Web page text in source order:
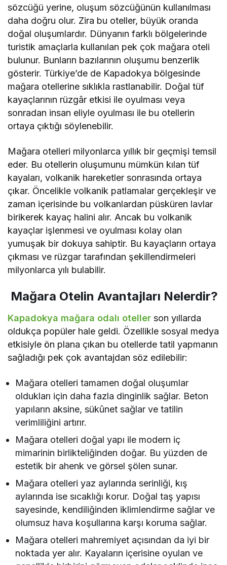
sözcüğü yerine, oluşum sözcüğünün kullanılması
daha doğru olur. Zira bu oteller, büyük oranda
doğal oluşumlardır. Dünyanın farklı bölgelerinde
turistik amaçlarla kullanılan pek çok mağara oteli
bulunur. Bunların bazılarının oluşumu benzerlik
gösterir. Türkiye’de de Kapadokya bölgesinde
mağara otellerine sıklıkla rastlanabilir. Doğal tüf
kayaçlarının rüzgâr etkisi ile oyulması veya
sonradan insan eliyle oyulması ile bu otellerin
ortaya çıktığı söylenebilir.
Mağara otelleri milyonlarca yıllık bir geçmişi temsil
eder. Bu otellerin oluşumunu mümkün kılan tüf
kayaları, volkanik hareketler sonrasında ortaya
çıkar. Öncelikle volkanik patlamalar gerçekleşir ve
zaman içerisinde bu volkanlardan püsküren lavlar
birikerek kayaç halini alır. Ancak bu volkanik
kayaçlar işlenmesi ve oyulması kolay olan
yumuşak bir dokuya sahiptir. Bu kayaçların ortaya
çıkması ve rüzgar tarafından şekillendirmeleri
milyonlarca yılı bulabilir.
Mağara Otelin Avantajları Nelerdir?
Kapadokya mağara odalı oteller son yıllarda
oldukça popüler hale geldi. Özellikle sosyal medya
etkisiyle ön plana çıkan bu otellerde tatil yapmanın
sağladığı pek çok avantajdan söz edilebilir:
Mağara otelleri tamamen doğal oluşumlar
oldukları için daha fazla dinginlik sağlar. Beton
yapıların aksine, sükûnet sağlar ve tatilin
verimliliğini artırır.
Mağara otelleri doğal yapı ile modern iç
mimarinin birlikteliğinden doğar. Bu yüzden de
estetik bir ahenk ve görsel şölen sunar.
Mağara otelleri yaz aylarında serinliği, kış
aylarında ise sıcaklığı korur. Doğal taş yapısı
sayesinde, kendiliğinden iklimlendirme sağlar ve
olumsuz hava koşullarına karşı koruma sağlar.
Mağara otelleri mahremiyet açısından da iyi bir
noktada yer alır. Kayaların içerisine oyulan ve